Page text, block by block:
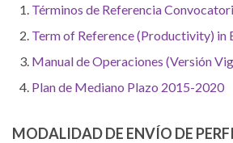
Términos de Referencia
Term of Reference (Productivity) in
Manual de Operaciones (Versión
Plan de Mediano Plazo 2015-2020
MODALIDAD DE ENVÍO DE